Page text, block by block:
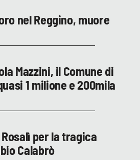
nel Reggino, muore
Mazzini, il Comune di
1 milione e 200mila
per la tragica
Calabrò